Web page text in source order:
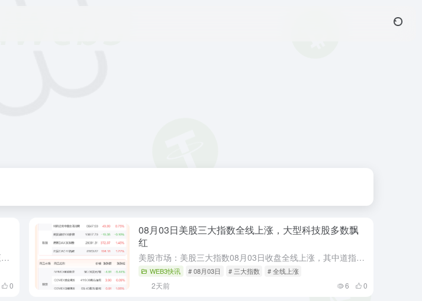
今日（8月5日）凌晨，在美股盘后交易中，美股商业航天巨头SpaceX股价直线跳水，一度大跌近9%。与此同时，美股芯片巨头AMD股价在盘后交易中也大幅下挫，一度大跌超10%。但受资本支出飙升影响，Spa...
0
08月03日美股三大指数全线上涨，大型科技股多数飘
红
美股市场：美股三大指数08月03日收盘全线上涨，其中道指创收盘历史新高。热门中概股多数上涨，纳斯达克中国金龙指数涨0.75%。
WEB3快讯 # 08月03日 # 三大指数 # 全线上涨
2天前 6 0